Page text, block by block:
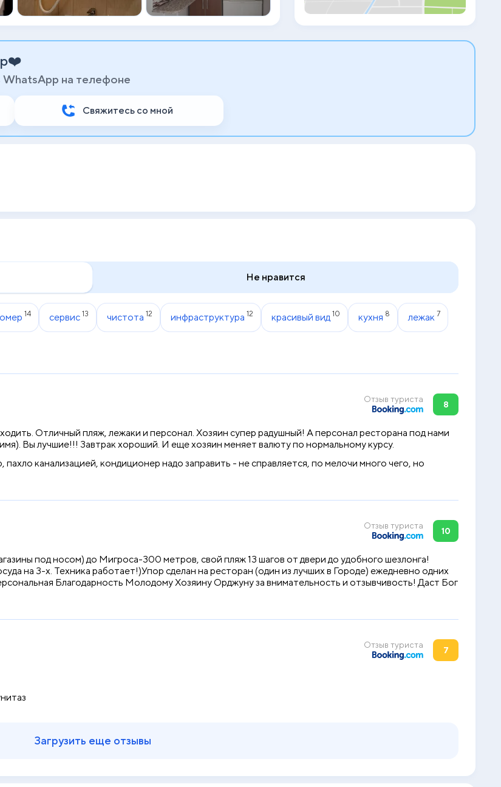
обслуживанием по меню. Расстояние до
аэропорта Даламан составляет 49 км.
WhatsApp на телефоне
Свяжитесь со мной
Не нравится
14 сервис 13 чистота 12 инфраструктура 12 красивый вид 10 кухня 8 лежак 7
Отзыв туриста
8
Отличный пляж, лежаки и персонал. Хозяин супер радушный! А персонал ресторана под нами
Вы лучшие!!! Завтрак хороший. И еще хозяин меняет валюту по нормальному курсу.
канализацией, кондиционер надо заправить - не справляется, по мелочи много чего, но
Отзыв туриста
10
под носом) до Мигроса-300 метров, свой пляж 13 шагов от двери до удобного шезлонга!
на 3-х. Техника работает!)Упор сделан на ресторан (один из лучших в Городе) ежедневно одних
Благодарность Молодому Хозяину Орджуну за внимательность и отзывчивость! Даст Бог
Отзыв туриста
7
Загрузить еще отзывы